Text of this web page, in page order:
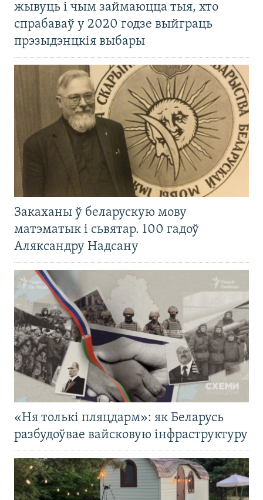
жывуць і чым займаюцца тыя, хто
спрабаваў у 2020 годзе выйграць
прэзыдэнцкія выбары
Закаханы ў беларускую мову
матэматык і сьвятар. 100 гадоў
Аляксандру Надсану
«Ня толькі пляцдарм»: як Беларусь
разбудоўвае вайсковую інфраструктуру